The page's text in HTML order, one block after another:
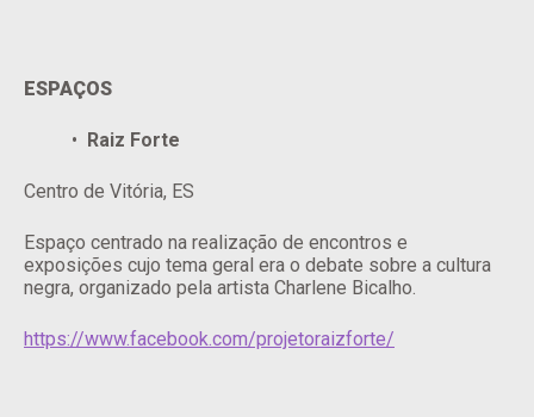
ESPAÇOS
Raiz Forte
Centro de Vitória, ES
Espaço centrado na realização de encontros e
exposições cujo tema geral era o debate sobre a cultura
negra, organizado pela artista Charlene Bicalho.
https://www.facebook.com/projetoraizforte/